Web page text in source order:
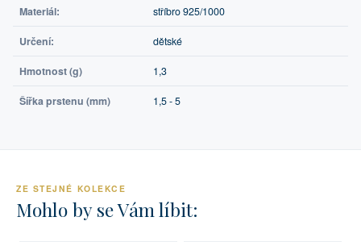
Materiál: stříbro 925/1000
Určení: dětské
Hmotnost (g) 1,3
Šířka prstenu (mm) 1,5 - 5
ZE STEJNÉ KOLEKCE
Mohlo by se Vám líbit: